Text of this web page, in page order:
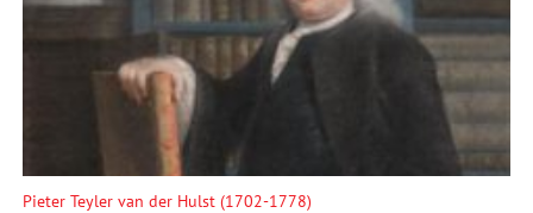
Pieter Teyler van der Hulst (1702-1778)